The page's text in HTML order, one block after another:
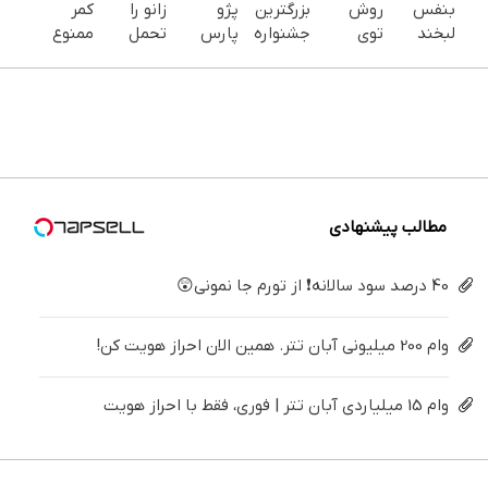
بنفس
لبخند
روش
توی
بزرگترین
جشنواره
میلیون !
پژو
پارس
بفروشش
زانو را
تحمل
کن
کمر
ممنوع
کنی! 👈🏻
مطالب پیشنهادی
40 درصد سود سالانه❗ از تورم جا نمونی😲
وام 200 میلیونی آبان تتر. همین الان احراز هویت کن!
وام 15 میلیاردی آبان تتر | فوری، فقط با احراز هویت